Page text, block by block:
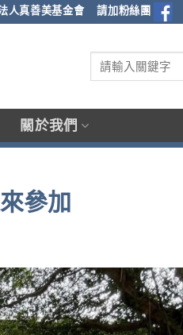
人真善美基金會 請加粉絲團
關於我們
參加